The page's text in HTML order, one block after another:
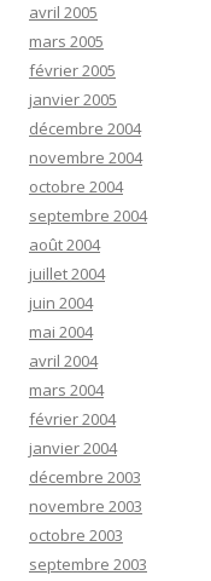
avril 2005
mars 2005
février 2005
janvier 2005
décembre 2004
novembre 2004
octobre 2004
septembre 2004
août 2004
juillet 2004
juin 2004
mai 2004
avril 2004
mars 2004
février 2004
janvier 2004
décembre 2003
novembre 2003
octobre 2003
septembre 2003